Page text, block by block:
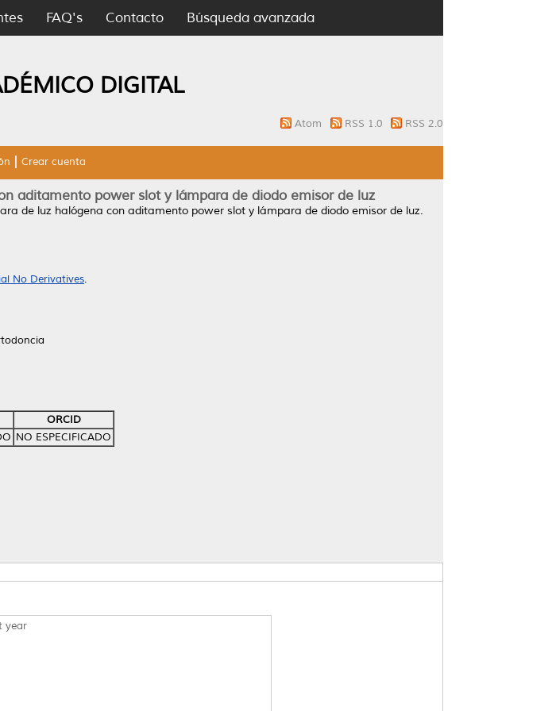
FAQ's Contacto Búsqueda avanzada
DIGITAL
Atom RSS 1.0 RSS 2.0
Crear cuenta
aditamento power slot y lámpara de diodo emisor de luz
de luz halógena con aditamento power slot y lámpara de diodo emisor de luz.
No Derivatives.
ORCID
NO ESPECIFICADO
year